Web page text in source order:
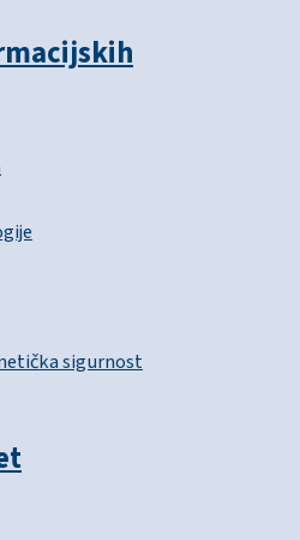
sigurnost